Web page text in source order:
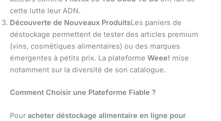
cette lutte leur ADN.
Découverte de Nouveaux ProduitsLes paniers de
déstockage permettent de tester des articles premium
(vins, cosmétiques alimentaires) ou des marques
émergentes à petits prix. La plateforme Weee! mise
notamment sur la diversité de son catalogue.
Comment Choisir une Plateforme Fiable ?
Pour acheter déstockage alimentaire en ligne pour